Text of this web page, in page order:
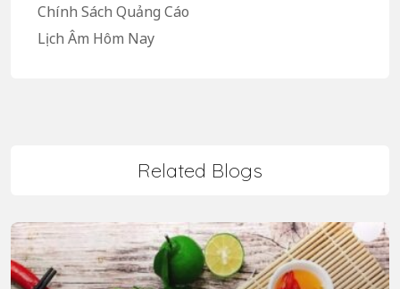
Chính Sách Quảng Cáo
Lịch Âm Hôm Nay
Related Blogs